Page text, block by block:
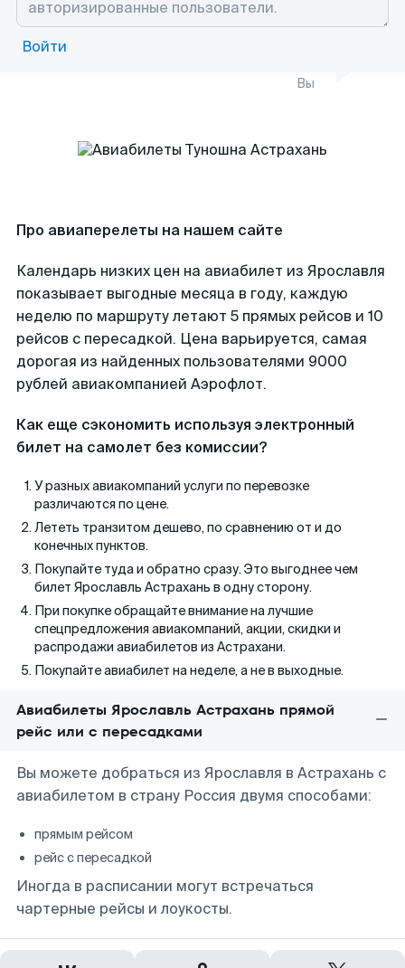
Войти
Вы
Про авиаперелеты на нашем сайте
Календарь низких цен на авиабилет из Ярославля
показывает выгодные месяца в году, каждую
неделю по маршруту летают 5 прямых рейсов и 10
рейсов с пересадкой. Цена варьируется, самая
дорогая из найденных пользователями 9000
рублей авиакомпанией Аэрофлот.
Как еще сэкономить используя электронный
билет на самолет без комиссии?
У разных авиакомпаний услуги по перевозке
различаются по цене.
Лететь транзитом дешево, по сравнению от и до
конечных пунктов.
Покупайте туда и обратно сразу. Это выгоднее чем
билет Ярославль Астрахань в одну сторону.
При покупке обращайте внимание на лучшие
спецпредложения авиакомпаний, акции, скидки и
распродажи авиабилетов из Астрахани.
Покупайте авиабилет на неделе, а не в выходные.
Авиабилеты Ярославль Астрахань прямой
рейс или с пересадками
Вы можете добраться из Ярославля в Астрахань с
авиабилетом в страну Россия двумя способами:
прямым рейсом
рейс с пересадкой
Иногда в расписании могут встречаться
чартерные рейсы и лоукосты.